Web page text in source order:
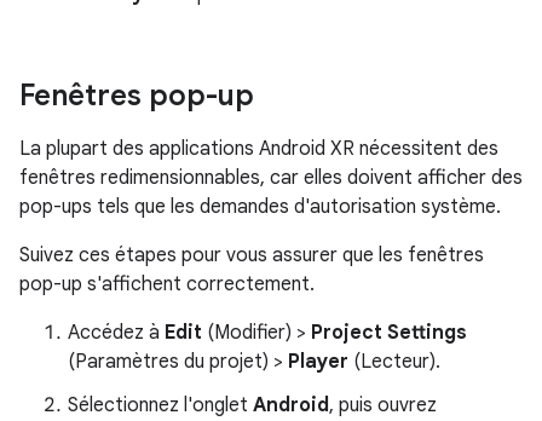
Fenêtres pop-up
La plupart des applications Android XR nécessitent des
fenêtres redimensionnables, car elles doivent afficher des
pop-ups tels que les demandes d'autorisation système.
Suivez ces étapes pour vous assurer que les fenêtres
pop-up s'affichent correctement.
Accédez à Edit (Modifier) > Project Settings
(Paramètres du projet) > Player (Lecteur).
Sélectionnez l'onglet Android, puis ouvrez